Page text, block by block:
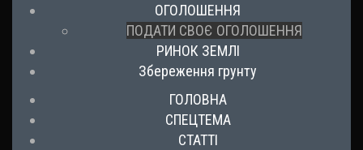
ОГОЛОШЕННЯ
ПОДАТИ СВОЄ ОГОЛОШЕННЯ
РИНОК ЗЕМЛІ
Збереження грунту
ГОЛОВНА
СПЕЦТЕМА
СТАТТІ